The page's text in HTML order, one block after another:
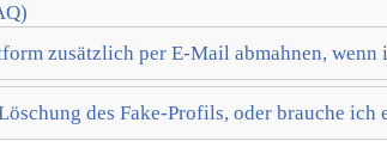
zusätzlich per E-Mail abmahnen, wenn
des Fake-Profils, oder brauche ich